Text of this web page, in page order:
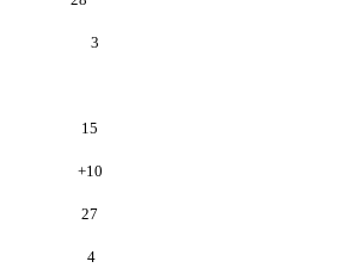
3
15
+10
27
4